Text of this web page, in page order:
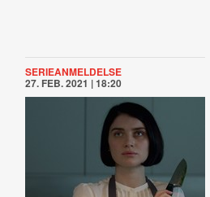
SERIEANMELDELSE
27. FEB. 2021 | 18:20